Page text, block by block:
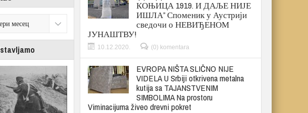
КОЊИЦА 1919. И ДАЉЕ НИЈЕ
ИШЛА” Споменик у Аустрији
сведочи о НЕВИЂЕНОМ
ЈУНАШТВУ!
10.12.2020. (0) komentara
EVROPA NIŠTA SLIČNO NIJE
VIDELA U Srbiji otkrivena metalna
kutija sa TAJANSTVENIM
SIMBOLIMA Na prostoru
Viminacijuma živeo drevni pokret